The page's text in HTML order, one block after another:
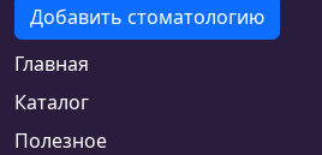
Добавить стоматологию
Главная
Каталог
Полезное